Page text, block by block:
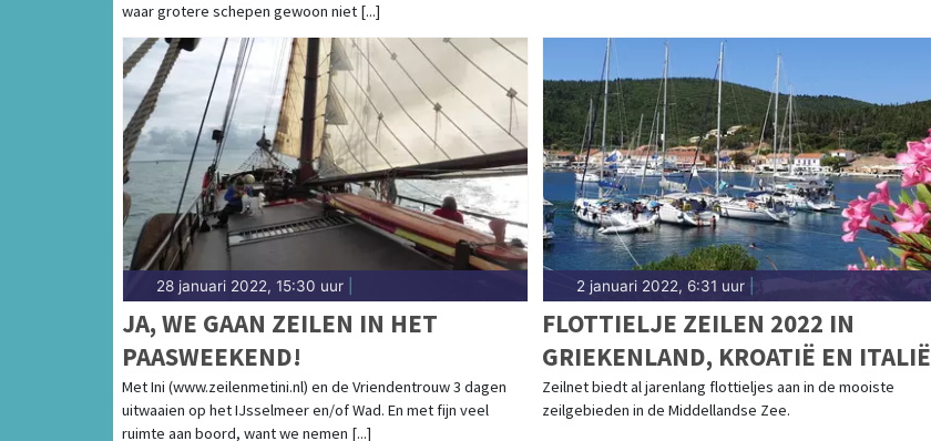
waar grotere schepen gewoon niet [...]
28 januari 2022, 15:30 uur
JA, WE GAAN ZEILEN IN HET
PAASWEEKEND!
Met Ini (www.zeilenmetini.nl) en de Vriendentrouw 3 dagen
uitwaaien op het IJsselmeer en/of Wad. En met fijn veel
ruimte aan boord, want we nemen [...]
2 januari 2022, 6:31 uur|
FLOTTIELJE ZEILEN 2022 IN
GRIEKENLAND, KROATIË EN ITALIË
Zeilnet biedt al jarenlang flottieljes aan in de mooiste
zeilgebieden in de Middellandse Zee.